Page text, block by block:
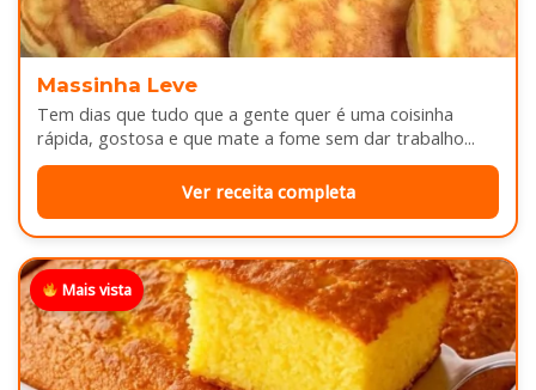
Massinha Leve
Tem dias que tudo que a gente quer é uma coisinha
rápida, gostosa e que mate a fome sem dar trabalho...
Ver receita completa
Mais vista